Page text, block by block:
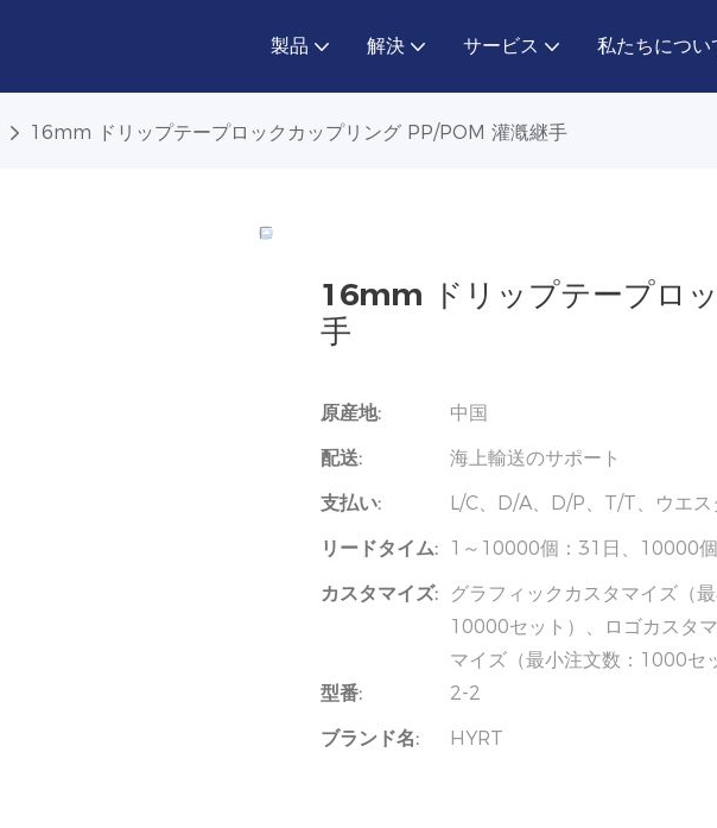
製品 解決 サービス 私たちについ
16mm ドリップテープロックカップリング PP/POM 灌漑継手
16mm ドリップテープロ
手
原産地:
中国
配送:
海上輸送のサポート
支払い:
L/C、D/A、D/P、T/T、ウエ
リードタイム:
1～10000個：31日、10000個
カスタマイズ:
グラフィックカスタマイズ（
10000セット）、ロゴカスタ
マイズ（最小注文数：1000セ
型番:
2-2
ブランド名:
HYRT